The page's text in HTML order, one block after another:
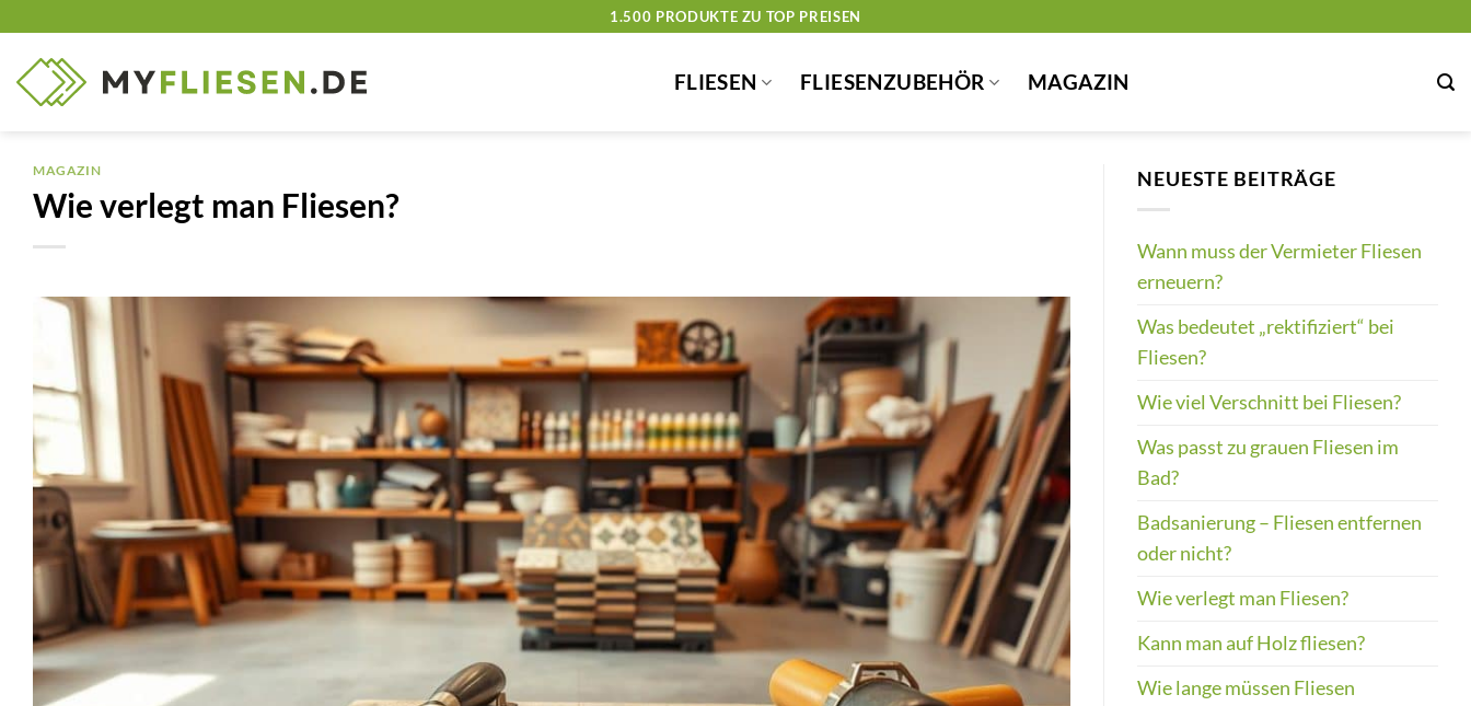
springen
1.500 PRODUKTE ZU TOP PREISEN
FLIESEN FLIESENZUBEHÖR MAGAZIN
MAGAZIN
Wie verlegt man Fliesen?
NEUESTE BEITRÄGE
Wann muss der Vermieter Fliesen
erneuern?
Was bedeutet „rektifiziert“ bei
Fliesen?
Wie viel Verschnitt bei Fliesen?
Was passt zu grauen Fliesen im
Bad?
Badsanierung – Fliesen entfernen
oder nicht?
Wie verlegt man Fliesen?
Kann man auf Holz fliesen?
Wie lange müssen Fliesen